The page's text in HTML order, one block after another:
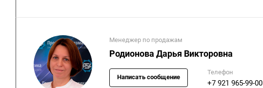
Менеджер по продажам
Родионова Дарья Викторовна
Написать сообщение
Телефон
+7 921 965-99-00